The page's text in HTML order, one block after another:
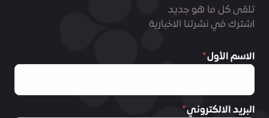
تلقى كل ما هو جديد
اشترك في نشرتنا الاخبارية
الاسم الأول
البريد الالكتروني